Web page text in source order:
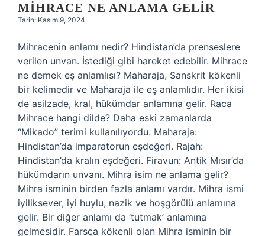
MIHRACE NE ANLAMA GELIR
Tarih: Kasım 9, 2024
Mihracenin anlamı nedir? Hindistan’da prenseslere
verilen unvan. İstediği gibi hareket edebilir. Mihrace
ne demek eş anlamlısı? Maharaja, Sanskrit kökenli
bir kelimedir ve Maharaja ile eş anlamlıdır. Her ikisi
de asilzade, kral, hükümdar anlamına gelir. Raca
Mihrace hangi dilde? Daha eski zamanlarda
“Mikado” terimi kullanılıyordu. Maharaja:
Hindistan’da imparatorun eşdeğeri. Rajah:
Hindistan’da kralın eşdeğeri. Firavun: Antik Mısır’da
hükümdarın unvanı. Mihra isim ne anlama gelir?
Mihra isminin birden fazla anlamı vardır. Mihra ismi
iyiliksever, iyi huylu, nazik ve hoşgörülü anlamına
gelir. Bir diğer anlamı da ‘tutmak’ anlamına
gelmesidir. Farsça kökenli olan Mihra isminin bir